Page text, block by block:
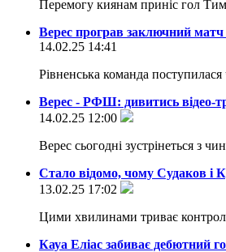
Перемогу киянам приніс гол
Верес програв заключний
14.02.25 14:41
Рівненська команда
Верес - РФШ: дивитись відео-
14.02.25 12:00
Верес сьогодні зустрінеться з
Стало відомо, чому Судаков
13.02.25 17:02
Цими хвилинами триває
Кауа Еліас забиває дебютний